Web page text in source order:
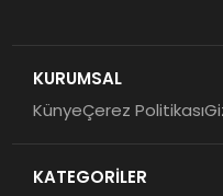
KURUMSAL
KünyeÇerez Politikası
KATEGORİLER